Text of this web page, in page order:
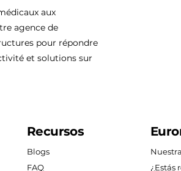
aux
agence de
pour répondre
et solutions sur
Recursos
Blogs
FAQ
¿Estás